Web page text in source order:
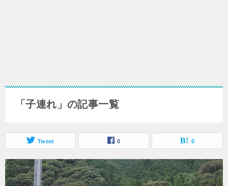
「子連れ」の記事一覧
Tweet 0 0